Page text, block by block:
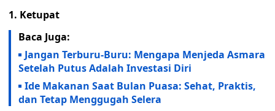
1. Ketupat
Baca Juga:
Jangan Terburu-Buru: Mengapa Menjeda Asmara
Setelah Putus Adalah Investasi Diri
Ide Makanan Saat Bulan Puasa: Sehat, Praktis,
dan Tetap Menggugah Selera